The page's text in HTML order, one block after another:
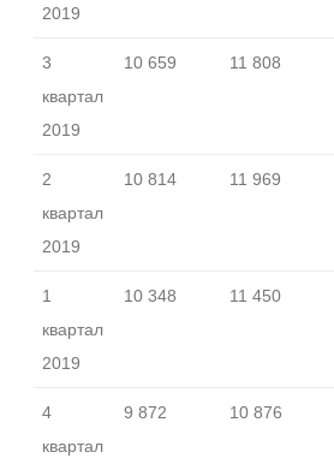
2019
3
квартал
2019
10 659 11 808
2
квартал
2019
10 814 11 969
1
квартал
2019
10 348 11 450
4
квартал
9 872 10 876